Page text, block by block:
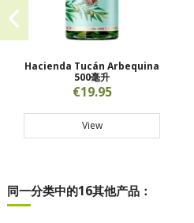
Hacienda Tucán Arbequina
500毫升
€19.95
View
同一分类中的16其他产品：